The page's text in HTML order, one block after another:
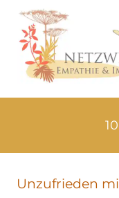
springen
Unzufrieden